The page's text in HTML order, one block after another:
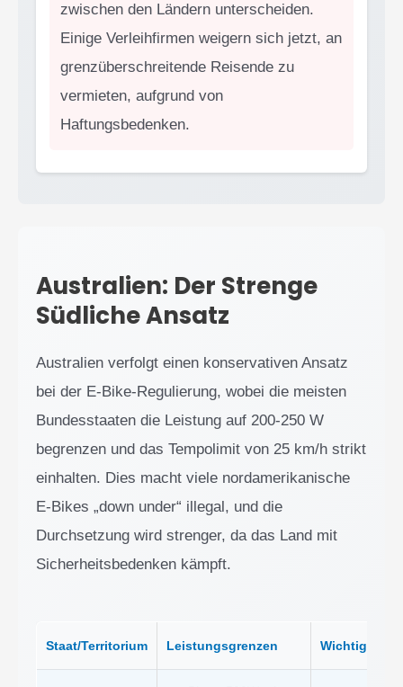
zwischen den Ländern unterscheiden.
Einige Verleihfirmen weigern sich jetzt, an
grenzüberschreitende Reisende zu
vermieten, aufgrund von
Haftungsbedenken.
Australien: Der Strenge
Südliche Ansatz
Australien verfolgt einen konservativen Ansatz
bei der E-Bike-Regulierung, wobei die meisten
Bundesstaaten die Leistung auf 200-250 W
begrenzen und das Tempolimit von 25 km/h strikt
einhalten. Dies macht viele nordamerikanische
E-Bikes „down under“ illegal, und die
Durchsetzung wird strenger, da das Land mit
Sicherheitsbedenken kämpft.
Staat/Territorium Leistungsgrenzen Wichtige